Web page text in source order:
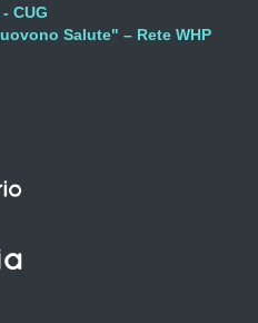
CUG
Salute" – Rete WHP